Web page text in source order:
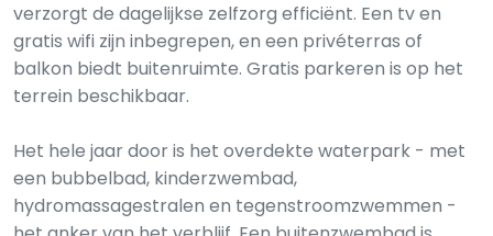
verzorgt de dagelijkse zelfzorg efficiënt. Een tv en
gratis wifi zijn inbegrepen, en een privéterras of
balkon biedt buitenruimte. Gratis parkeren is op het
terrein beschikbaar.
Het hele jaar door is het overdekte waterpark - met
een bubbelbad, kinderzwembad,
hydromassagestralen en tegenstroomzwemmen -